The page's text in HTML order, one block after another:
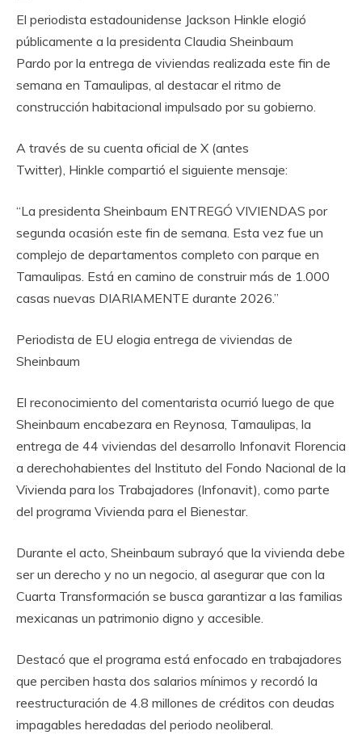
El periodista estadounidense Jackson Hinkle elogió
públicamente a la presidenta Claudia Sheinbaum
Pardo por la entrega de viviendas realizada este fin de
semana en Tamaulipas, al destacar el ritmo de
construcción habitacional impulsado por su gobierno.
A través de su cuenta oficial de X (antes
Twitter), Hinkle compartió el siguiente mensaje:
“La presidenta Sheinbaum ENTREGÓ VIVIENDAS por
segunda ocasión este fin de semana. Esta vez fue un
complejo de departamentos completo con parque en
Tamaulipas. Está en camino de construir más de 1.000
casas nuevas DIARIAMENTE durante 2026.”
Periodista de EU elogia entrega de viviendas de
Sheinbaum
El reconocimiento del comentarista ocurrió luego de que
Sheinbaum encabezara en Reynosa, Tamaulipas, la
entrega de 44 viviendas del desarrollo Infonavit Florencia
a derechohabientes del Instituto del Fondo Nacional de la
Vivienda para los Trabajadores (Infonavit), como parte
del programa Vivienda para el Bienestar.
Durante el acto, Sheinbaum subrayó que la vivienda debe
ser un derecho y no un negocio, al asegurar que con la
Cuarta Transformación se busca garantizar a las familias
mexicanas un patrimonio digno y accesible.
Destacó que el programa está enfocado en trabajadores
que perciben hasta dos salarios mínimos y recordó la
reestructuración de 4.8 millones de créditos con deudas
impagables heredadas del periodo neoliberal.